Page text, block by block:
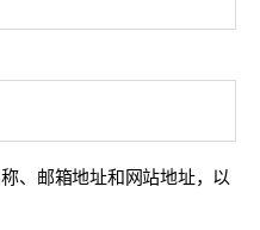
、邮箱地址和网站地址，以